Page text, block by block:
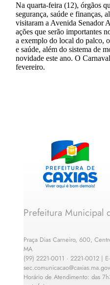
Na quarta-feira (12), órgãos
segurança, saúde e finanças,
visitaram a Avenida Senador
ações que serão importantes
a exemplo do local do palco,
e saúde, além do sistema de
novidade este ano. O
fevereiro.
Prefeitura Municipal
Praça Dias Carneiro, 600,
MA
(99) 2221-0011 · 2221-0012 |
Horário de Atendimento: das